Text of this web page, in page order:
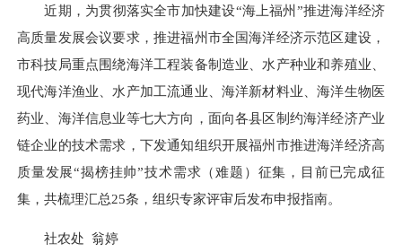
近期，为贯彻落实全市加快建设“海上福州”推进海洋经济
高质量发展会议要求，推进福州市全国海洋经济示范区建设，
市科技局重点围绕海洋工程装备制造业、水产种业和养殖业、
现代海洋渔业、水产加工流通业、海洋新材料业、海洋生物医
药业、海洋信息业等七大方向，面向各县区制约海洋经济产业
链企业的技术需求，下发通知组织开展福州市推进海洋经济高
质量发展“揭榜挂帅”技术需求（难题）征集，目前已完成征
集，共梳理汇总25条，组织专家评审后发布申报指南。
社农处 翁婷